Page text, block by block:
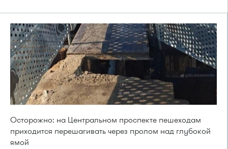
Осторожно: на Центральном проспекте пешеходам
приходится перешагивать через пролом над глубокой
ямой